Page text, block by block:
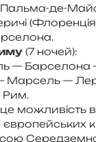
де-
(7 ночей):
— Барселона
Марсель —
Рим.
можли­вість
євро­пей­ських